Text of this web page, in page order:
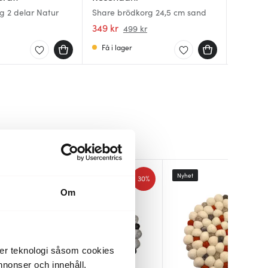
Om
teknologi såsom cookies
och innehåll,
2 delar Natur Share brödkorg 24,5 cm sand
349 kr 499 kr
Få i lager
30% Nyhet